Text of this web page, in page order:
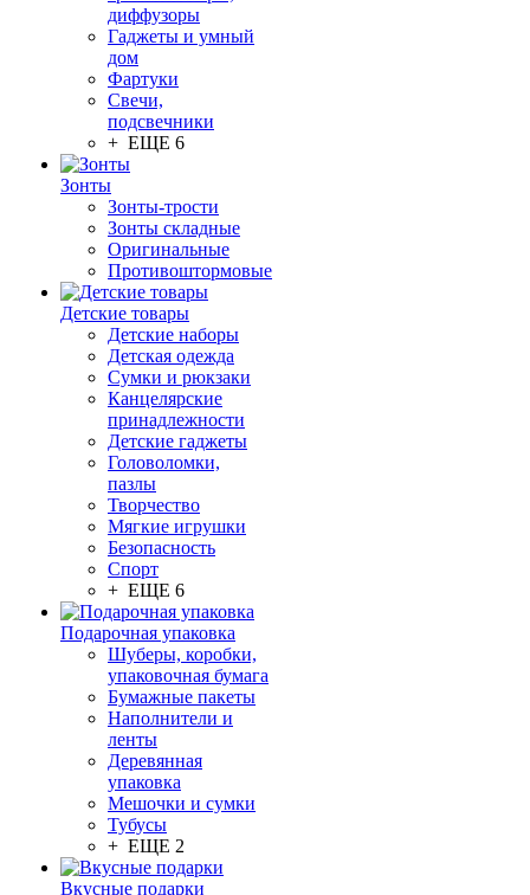
диффузоры
Гаджеты и умный
дом
Фартуки
Свечи,
подсвечники
+ ЕЩЕ 6
Зонты
Зонты-трости
Зонты складные
Оригинальные
Противоштормовые
Детские товары
Детские наборы
Детская одежда
Сумки и рюкзаки
Канцелярские
принадлежности
Детские гаджеты
Головоломки,
пазлы
Творчество
Мягкие игрушки
Безопасность
Спорт
+ ЕЩЕ 6
Подарочная упаковка
Шуберы, коробки,
упаковочная бумага
Бумажные пакеты
Наполнители и
ленты
Деревянная
упаковка
Мешочки и сумки
Тубусы
+ ЕЩЕ 2
Вкусные подарки